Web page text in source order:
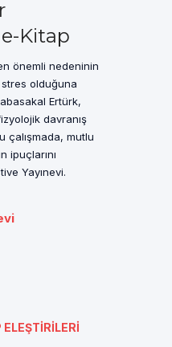
Kitap
önemli nedeninin
stres olduğuna
Ertürk,
davranış
çalışmada, mutlu
ipuçlarını
Yayınevi.
ELEŞTIRILERI